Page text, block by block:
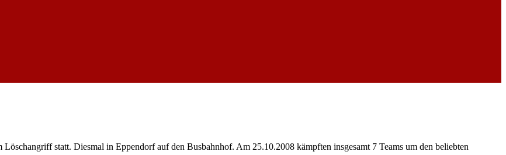
statt. Diesmal in Eppendorf auf den Busbahnhof. Am 25.10.2008 kämpften insgesamt 7 Teams um den beliebten